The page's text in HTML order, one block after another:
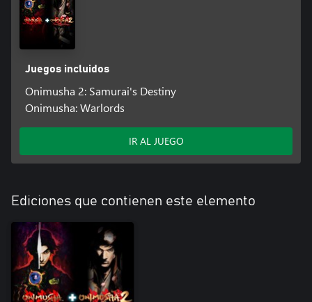
Juegos incluidos
Onimusha 2: Samurai's Destiny
Onimusha: Warlords
IR AL JUEGO
Ediciones que contienen este elemento